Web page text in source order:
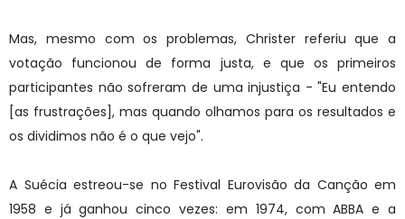
Mas, mesmo com os problemas, Christer referiu que a
votação funcionou de forma justa, e que os primeiros
participantes não sofreram de uma injustiça - "Eu entendo
[as frustrações], mas quando olhamos para os resultados e
os dividimos não é o que vejo".
A Suécia estreou-se no Festival Eurovisão da Canção em
1958 e já ganhou cinco vezes: em 1974, com ABBA e a